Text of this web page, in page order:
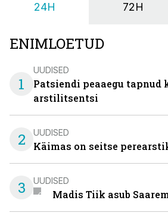
24H 72H
ENIMLOETUD
1
UUDISED
Patsiendi peaaegu tapnud
arstilitsentsi
2 UUDISED
Käimas on seitse
3 UUDISED
Madis Tiik asub